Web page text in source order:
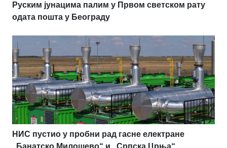
Руским јунацима палим у Првом светском рату
одата пошта у Београду
НИС пустио у пробни рад гасне електране